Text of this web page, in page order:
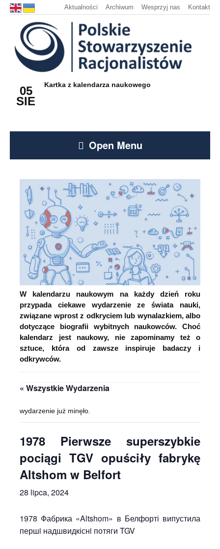
Aktualności Archiwum Wesprzyj nas Kontakt
05
SIE
Kartka z kalendarza naukowego
Open Menu
W kalendarzu naukowym na każdy dzień roku
przypada ciekawe wydarzenie ze świata nauki,
związane wprost z odkryciem lub wynalazkiem, albo
dotyczące biografii wybitnych naukowców. Choć
kalendarz jest naukowy, nie zapominamy też o
sztuce, która od zawsze inspiruje badaczy i
odkrywców.
« Wszystkie Wydarzenia
wydarzenie już minęło.
1978 Pierwsze superszybkie
pociągi TGV opuściły fabrykę
Altshom w Belfort
28 lipca, 2024
1978 Фабрика «Altshom» в Белфорті випустила
першi надшвидкіснi потяги TGV